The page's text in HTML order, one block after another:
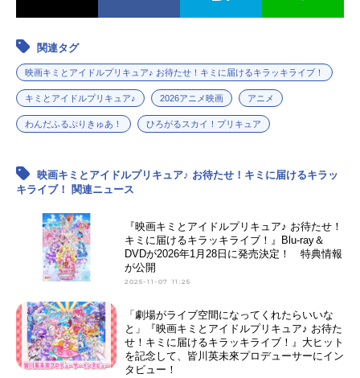
関連タグ
映画キミとアイドルプリキュア♪ お待たせ！キミに届けるキラッキライブ！
キミとアイドルプリキュア♪ 2026アニメ映画 アニメ
わんだふるぷりきゅあ！ ひろがるスカイ！プリキュア
映画キミとアイドルプリキュア♪ お待たせ！キミに届けるキラッ
キライブ！ 関連ニュース
『映画キミとアイドルプリキュア♪ お待たせ！
キミに届けるキラッキライブ！』Blu-ray＆
DVDが2026年1月28日に発売決定！ 特典情報
が公開
2025-11-07 11:25
「劇場がライブ空間になってくれたらいいな
と」『映画キミとアイドルプリキュア♪ お待た
せ！キミに届けるキラッキライブ！』大ヒット
を記念して、皆川英未來プロデューサーにイン
タビュー！